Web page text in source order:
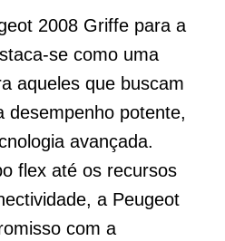
2008 Griffe para a
se como uma
aqueles que buscam
desempenho potente,
avançada.
flex até os recursos
a Peugeot
com a